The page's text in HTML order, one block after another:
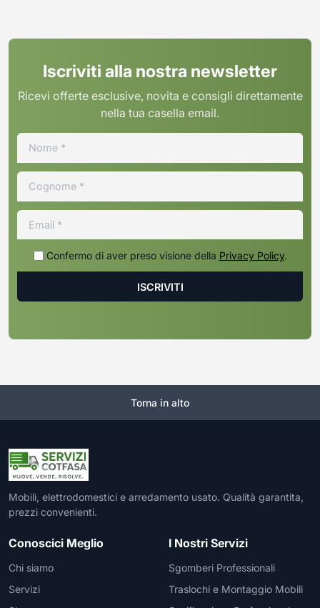
Iscriviti alla nostra newsletter
Ricevi offerte esclusive, novita e consigli direttamente
nella tua casella email.
Confermo di aver preso visione della Privacy Policy.
Torna in alto
Mobili, elettrodomestici e arredamento usato. Qualità garantita,
prezzi convenienti.
Conoscici Meglio
Chi siamo
Servizi
I Nostri Servizi
Sgomberi Professionali
Traslochi e Montaggio Mobili